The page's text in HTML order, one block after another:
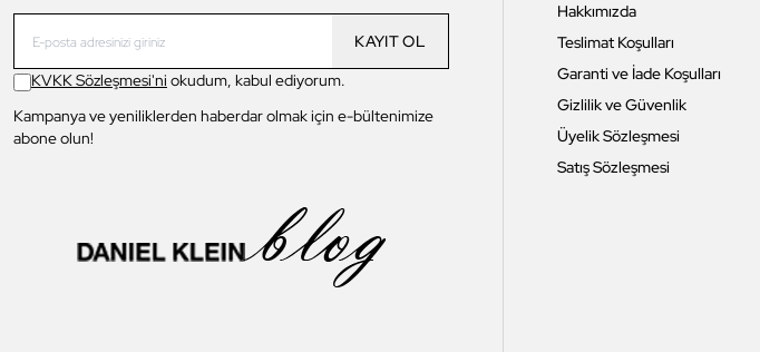
KAYIT OL
KVKK Sözleşmesi'ni okudum, kabul ediyorum.
Kampanya ve yeniliklerden haberdar olmak için e-bültenimize
abone olun!
Hakkımızda
Teslimat Koşulları
Garanti ve İade Koşulları
Gizlilik ve Güvenlik
Üyelik Sözleşmesi
Satış Sözleşmesi